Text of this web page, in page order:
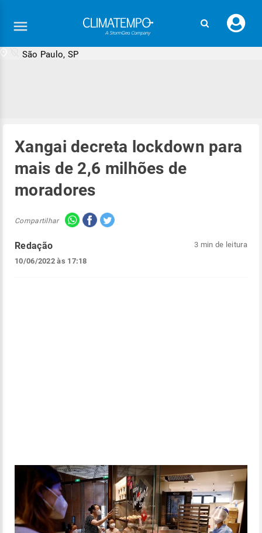
seu
São Paulo, SP
Xangai decreta lockdown para
mais de 2,6 milhões de
moradores
Compartilhar
Redação
10/06/2022 às 17:18
3 min de leitura